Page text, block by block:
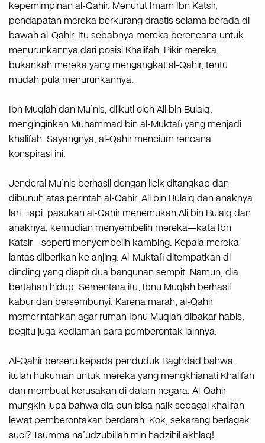
kepemimpinan al-Qahir. Menurut Imam Ibn Katsir,
pendapatan mereka berkurang drastis selama berada di
bawah al-Qahir. Itu sebabnya mereka berencana untuk
menurunkannya dari posisi Khalifah. Pikir mereka,
bukankah mereka yang mengangkat al-Qahir, tentu
mudah pula menurunkannya.
Ibn Muqlah dan Mu’nis, diikuti oleh Ali bin Bulaiq,
menginginkan Muhammad bin al-Muktafi yang menjadi
khalifah. Sayangnya, al-Qahir mencium rencana
konspirasi ini.
Jenderal Mu’nis berhasil dengan licik ditangkap dan
dibunuh atas perintah al-Qahir. Ali bin Bulaiq dan anaknya
lari. Tapi, pasukan al-Qahir menemukan Ali bin Bulaiq dan
anaknya, kemudian menyembelih mereka—kata Ibn
Katsir—seperti menyembelih kambing. Kepala mereka
lantas diberikan ke anjing. Al-Muktafi ditempatkan di
dinding yang diapit dua bangunan sempit. Namun, dia
bertahan hidup. Sementara itu, Ibnu Muqlah berhasil
kabur dan bersembunyi. Karena marah, al-Qahir
memerintahkan agar rumah Ibnu Muqlah dibakar habis,
begitu juga kediaman para pemberontak lainnya.
Al-Qahir berseru kepada penduduk Baghdad bahwa
itulah hukuman untuk mereka yang mengkhianati Khalifah
dan membuat kerusakan di dalam negara. Al-Qahir
mungkin lupa bahwa dia pun bisa naik sebagai khalifah
lewat pemberontakan berdarah. Kok, sekarang berlagak
suci? Tsumma na’udzubillah min hadzihil akhlaq!